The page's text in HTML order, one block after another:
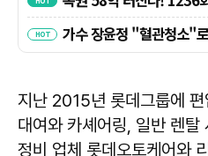
지난 2015년 롯데그룹에
대여와 카셰어링, 일반 렌탈
정비 업체 롯데오토케어와